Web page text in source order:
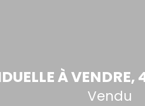
À VENDRE,
Vendu